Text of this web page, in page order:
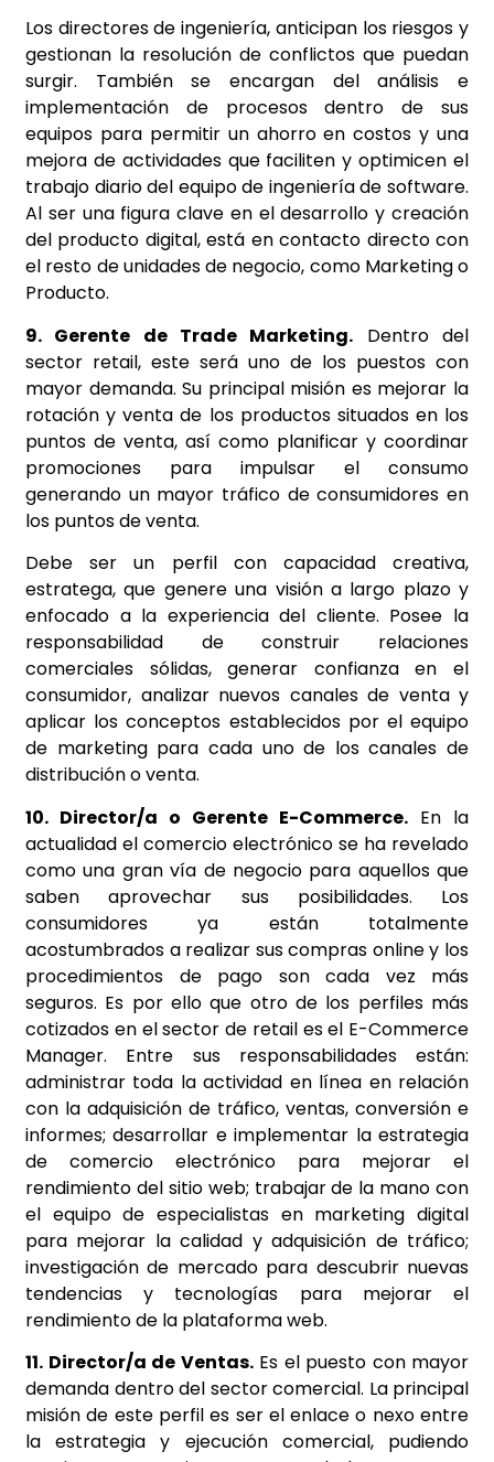
Los directores de ingeniería, anticipan los riesgos y
gestionan la resolución de conflictos que puedan
surgir. También se encargan del análisis e
implementación de procesos dentro de sus
equipos para permitir un ahorro en costos y una
mejora de actividades que faciliten y optimicen el
trabajo diario del equipo de ingeniería de software.
Al ser una figura clave en el desarrollo y creación
del producto digital, está en contacto directo con
el resto de unidades de negocio, como Marketing o
Producto.
9. Gerente de Trade Marketing. Dentro del
sector retail, este será uno de los puestos con
mayor demanda. Su principal misión es mejorar la
rotación y venta de los productos situados en los
puntos de venta, así como planificar y coordinar
promociones para impulsar el consumo
generando un mayor tráfico de consumidores en
los puntos de venta.
Debe ser un perfil con capacidad creativa,
estratega, que genere una visión a largo plazo y
enfocado a la experiencia del cliente. Posee la
responsabilidad de construir relaciones
comerciales sólidas, generar confianza en el
consumidor, analizar nuevos canales de venta y
aplicar los conceptos establecidos por el equipo
de marketing para cada uno de los canales de
distribución o venta.
10. Director/a o Gerente E-Commerce. En la
actualidad el comercio electrónico se ha revelado
como una gran vía de negocio para aquellos que
saben aprovechar sus posibilidades. Los
consumidores ya están totalmente
acostumbrados a realizar sus compras online y los
procedimientos de pago son cada vez más
seguros. Es por ello que otro de los perfiles más
cotizados en el sector de retail es el E-Commerce
Manager. Entre sus responsabilidades están:
administrar toda la actividad en línea en relación
con la adquisición de tráfico, ventas, conversión e
informes; desarrollar e implementar la estrategia
de comercio electrónico para mejorar el
rendimiento del sitio web; trabajar de la mano con
el equipo de especialistas en marketing digital
para mejorar la calidad y adquisición de tráfico;
investigación de mercado para descubrir nuevas
tendencias y tecnologías para mejorar el
rendimiento de la plataforma web.
11. Director/a de Ventas.Es el puesto con mayor
demanda dentro del sector comercial. La principal
misión de este perfil es ser el enlace o nexo entre
la estrategia y ejecución comercial, pudiendo